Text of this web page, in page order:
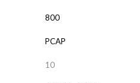
800
PCAP
10